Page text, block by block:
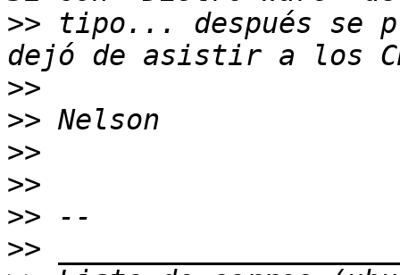
>> tipo... después se
>>
>>
>>
>>
>>
>>